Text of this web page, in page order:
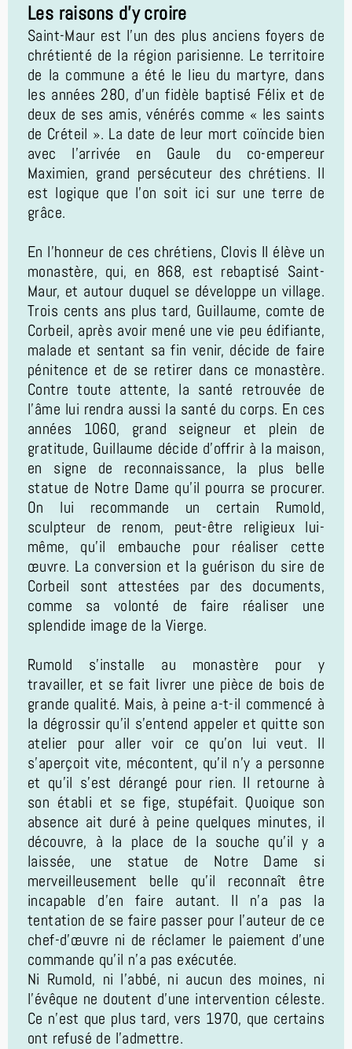
Les raisons d'y croire
Saint-Maur est l’un des plus anciens foyers de
chrétienté de la région parisienne. Le territoire
de la commune a été le lieu du martyre, dans
les années 280, d’un fidèle baptisé Félix et de
deux de ses amis, vénérés comme « les saints
de Créteil ». La date de leur mort coïncide bien
avec l’arrivée en Gaule du co-empereur
Maximien, grand persécuteur des chrétiens. Il
est logique que l’on soit ici sur une terre de
grâce.
En l’honneur de ces chrétiens, Clovis II élève un
monastère, qui, en 868, est rebaptisé Saint-
Maur, et autour duquel se développe un village.
Trois cents ans plus tard, Guillaume, comte de
Corbeil, après avoir mené une vie peu édifiante,
malade et sentant sa fin venir, décide de faire
pénitence et de se retirer dans ce monastère.
Contre toute attente, la santé retrouvée de
l’âme lui rendra aussi la santé du corps. En ces
années 1060, grand seigneur et plein de
gratitude, Guillaume décide d’offrir à la maison,
en signe de reconnaissance, la plus belle
statue de Notre Dame qu’il pourra se procurer.
On lui recommande un certain Rumold,
sculpteur de renom, peut-être religieux lui-
même, qu’il embauche pour réaliser cette
œuvre. La conversion et la guérison du sire de
Corbeil sont attestées par des documents,
comme sa volonté de faire réaliser une
splendide image de la Vierge.
Rumold s’installe au monastère pour y
travailler, et se fait livrer une pièce de bois de
grande qualité. Mais, à peine a-t-il commencé à
la dégrossir qu’il s’entend appeler et quitte son
atelier pour aller voir ce qu’on lui veut. Il
s’aperçoit vite, mécontent, qu’il n’y a personne
et qu’il s’est dérangé pour rien. Il retourne à
son établi et se fige, stupéfait. Quoique son
absence ait duré à peine quelques minutes, il
découvre, à la place de la souche qu’il y a
laissée, une statue de Notre Dame si
merveilleusement belle qu’il reconnaît être
incapable d’en faire autant. Il n’a pas la
tentation de se faire passer pour l’auteur de ce
chef-d’œuvre ni de réclamer le paiement d’une
commande qu’il n’a pas exécutée.
Ni Rumold, ni l’abbé, ni aucun des moines, ni
l’évêque ne doutent d’une intervention céleste.
Ce n’est que plus tard, vers 1970, que certains
ont refusé de l’admettre.